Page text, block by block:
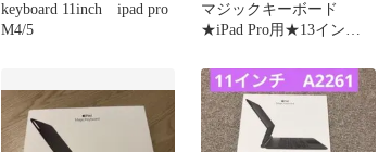
keyboard 11inch ipad pro
M4/5
マジックキーボード
★iPad Pro用★13インチ
トラックパッド付き★薄
型★7色バックライト付
き★ペンホルダー搭載★
ブラック×ゴールド